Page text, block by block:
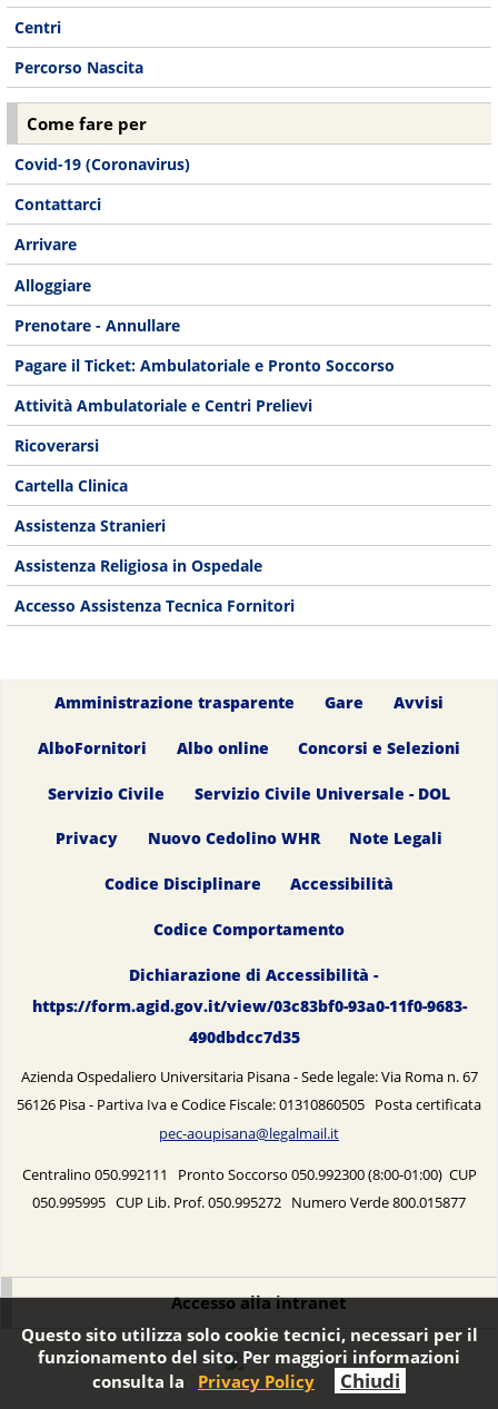
Centri
Percorso Nascita
Come fare per
Covid-19 (Coronavirus)
Contattarci
Arrivare
Alloggiare
Prenotare - Annullare
Pagare il Ticket: Ambulatoriale e Pronto Soccorso
Attività Ambulatoriale e Centri Prelievi
Ricoverarsi
Cartella Clinica
Assistenza Stranieri
Assistenza Religiosa in Ospedale
Accesso Assistenza Tecnica Fornitori
Amministrazione trasparente Gare Avvisi
AlboFornitori Albo online Concorsi e Selezioni
Servizio Civile Servizio Civile Universale - DOL
Privacy Nuovo Cedolino WHR Note Legali
Codice Disciplinare Accessibilità
Codice Comportamento
Dichiarazione di Accessibilità -
https://form.agid.gov.it/view/03c83bf0-93a0-11f0-9683-
490dbdcc7d35
Azienda Ospedaliero Universitaria Pisana - Sede legale: Via Roma n. 67
56126 Pisa - Partiva Iva e Codice Fiscale: 01310860505 Posta certificata
pec-aoupisana@legalmail.it
Centralino 050.992111 Pronto Soccorso 050.992300 (8:00-01:00) CUP
050.995995 CUP Lib. Prof. 050.995272 Numero Verde 800.015877
Accesso alla intranet
Questo sito utilizza solo cookie tecnici, necessari per il
funzionamento del sito. Per maggiori informazioni
consulta la
Privacy Policy Chiudi